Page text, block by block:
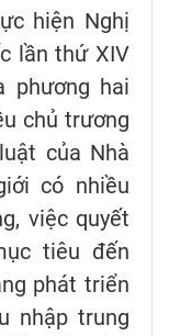
hiện Nghị
lần thứ XIV
phương hai
chủ trương
của Nhà
có nhiều
việc quyết
tiêu đến
phát triển
nhập trung